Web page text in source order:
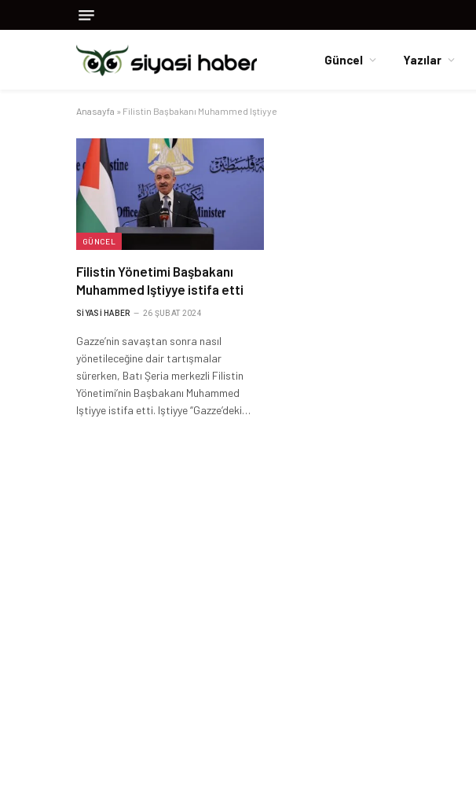
Güncel Yazılar
Anasayfa » Filistin Başbakanı Muhammed Iştiyye
GÜNCEL
Filistin Yönetimi Başbakanı
Muhammed Iştiyye istifa etti
SIYASI HABER 26 ŞUBAT 2024
Gazze’nin savaştan sonra nasıl
yönetileceğine dair tartışmalar
sürerken, Batı Şeria merkezli Filistin
Yönetimi’nin Başbakanı Muhammed
Iştiyye istifa etti. Iştiyye “Gazze’deki…